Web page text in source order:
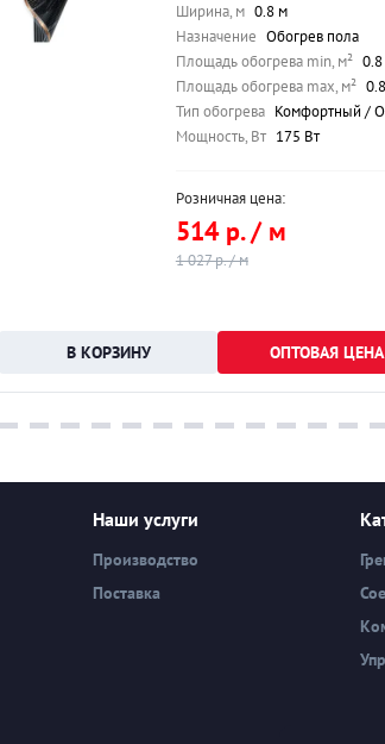
Ширина, м 0.8 м
Назначение Обогрев пола
Площадь обогрева min, м²
Площадь обогрева max, м²
Тип обогрева Комфортный /
Мощность, Вт 175 Вт
Розничная цена:
514 р. / м
1 027 р. / м
ОПТОВАЯ ЦЕНА
Наши услуги
Производство
Поставка